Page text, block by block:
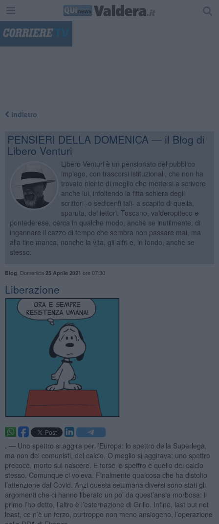
Indietro
PENSIERI DELLA DOMENICA — il Blog di
Libero Venturi
Libero Venturi è un pensionato del pubblico
impiego, con trascorsi istituzionali, che non ha
trovato niente di meglio che mettersi a scrivere
anche lui, infoltendo la fitta schiera degli
scrittori -o sedicenti tali- a scapito di quella,
sparuta, dei lettori. Toscano, valderopiteco e
pontederese, cerca in qualche modo, anche se inutilmente, di
ingannare il cazzo di tempo che sembra non passare mai, ma
alla fine manca, nonché la vita, gli altri e, in fondo, anche se
stesso.
Blog Domenica 25 Aprile 2021 ore 07:30
​Liberazione
. — Uno spettro si aggira per l’Europa: lo spettro della Superlega,
ma non dei comunisti, del calcio. O meglio si aggirava: uno spettro
precoce, morto sul nascere. E forse lo spettro è quello del calcio
stesso. Comunque ci voleva. Finalmente qualcosa che ha distolto
l’attenzione dal Covid. Anzi questa settimana diversi sono stati gli
argomenti che ci hanno liberato un po’ da quest’ansia morbosa: il
primo l’ho detto, l’altro è l’esternazione di Grillo. Infine, last but not
least, ce n’è un terzo, purtroppo non meno ansiogeno, l’operazione